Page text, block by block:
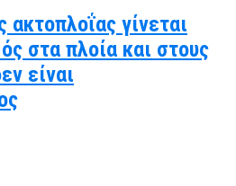
ακτοπλοΐας γίνεται
στα πλοία και στους
είναι